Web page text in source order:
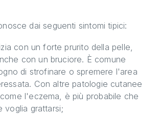
dai seguenti sintomi tipici:
con un forte prurito della pelle,
con un bruciore. È comune
di strofinare o spremere l'area
Con altre patologie cutanee
l'eczema, è più probabile che
voglia grattarsi;